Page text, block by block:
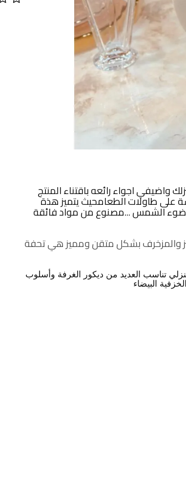
اجواء رائعه باقتناء المنتج
على طاولات الطعامحيث يتميز هذة
مع ضوء الشمس ...مصنوع من مواد فائقة
والمزخرف بشكل متقن ومميز هي تحفة
تناسب العديد من ديكور الغرفة وأسلوب
البيضاء